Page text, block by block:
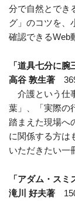
分で自然とでき
グ」のコツを、
確認できるWeb
「道具七分に腕
高谷 敦生著
介護という仕
葉」、「実際の
踏まえた現場へ
に関係する方は
いただきたい一
「アダム・スミ
滝川 好夫著